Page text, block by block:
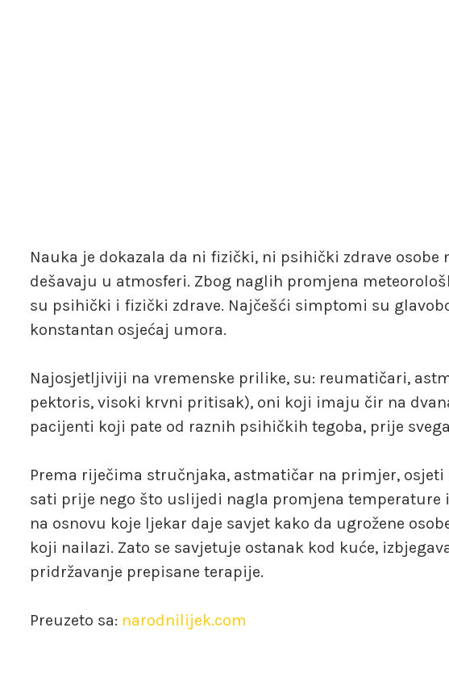
Nauka je dokazala da ni fizički, ni psihički zdrave
dešavaju u atmosferi. Zbog naglih promjena
su psihički i fizički zdrave. Najčešći simptomi su
konstantan osjećaj umora.
Najosjetljiviji na vremenske prilike, su: reumatičari,
pektoris, visoki krvni pritisak), oni koji imaju čir na
pacijenti koji pate od raznih psihičkih tegoba, prije
Prema riječima stručnjaka, astmatičar na primjer,
sati prije nego što uslijedi nagla promjena temperature
na osnovu koje ljekar daje savjet kako da ugrožene
koji nailazi. Zato se savjetuje ostanak kod kuće,
pridržavanje prepisane terapije.
Preuzeto sa: narodnilijek.com